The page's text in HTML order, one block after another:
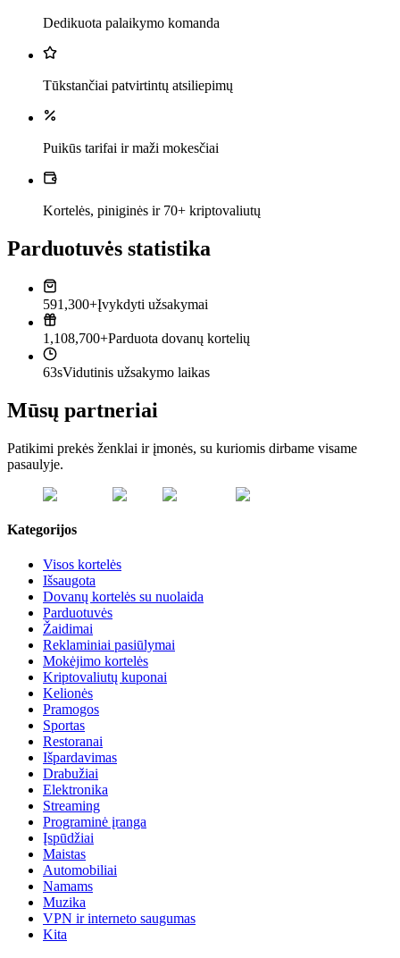
Dedikuota palaikymo komanda
Tūkstančiai patvirtintų atsiliepimų
Puikūs tarifai ir maži mokesčiai
Kortelės, piniginės ir 70+ kriptovaliutų
Parduotuvės statistika
591,300+Įvykdyti užsakymai
1,108,700+Parduota dovanų kortelių
63sVidutinis užsakymo laikas
Mūsų partneriai
Patikimi prekės ženklai ir įmonės, su kuriomis dirbame visame
pasaulyje.
Kategorijos
Visos kortelės
Išsaugota
Dovanų kortelės su nuolaida
Parduotuvės
Žaidimai
Reklaminiai pasiūlymai
Mokėjimo kortelės
Kriptovaliutų kuponai
Kelionės
Pramogos
Sportas
Restoranai
Išpardavimas
Drabužiai
Elektronika
Streaming
Programinė įranga
Įspūdžiai
Maistas
Automobiliai
Namams
Muzika
VPN ir interneto saugumas
Kita